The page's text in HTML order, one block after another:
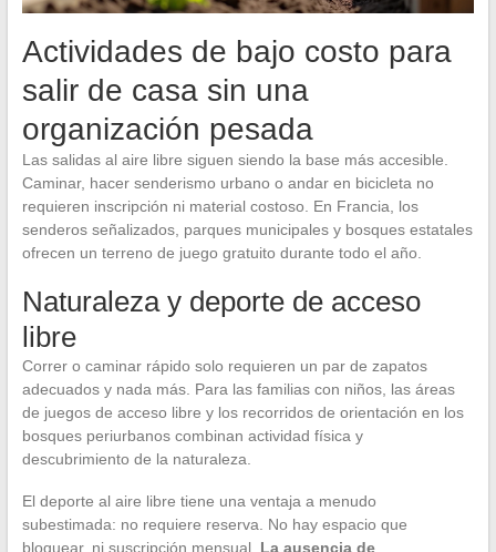
Actividades de bajo costo para
salir de casa sin una
organización pesada
Las salidas al aire libre siguen siendo la base más accesible.
Caminar, hacer senderismo urbano o andar en bicicleta no
requieren inscripción ni material costoso. En Francia, los
senderos señalizados, parques municipales y bosques estatales
ofrecen un terreno de juego gratuito durante todo el año.
Naturaleza y deporte de acceso
libre
Correr o caminar rápido solo requieren un par de zapatos
adecuados y nada más. Para las familias con niños, las áreas
de juegos de acceso libre y los recorridos de orientación en los
bosques periurbanos combinan actividad física y
descubrimiento de la naturaleza.
El deporte al aire libre tiene una ventaja a menudo
subestimada: no requiere reserva. No hay espacio que
bloquear, ni suscripción mensual. La ausencia de